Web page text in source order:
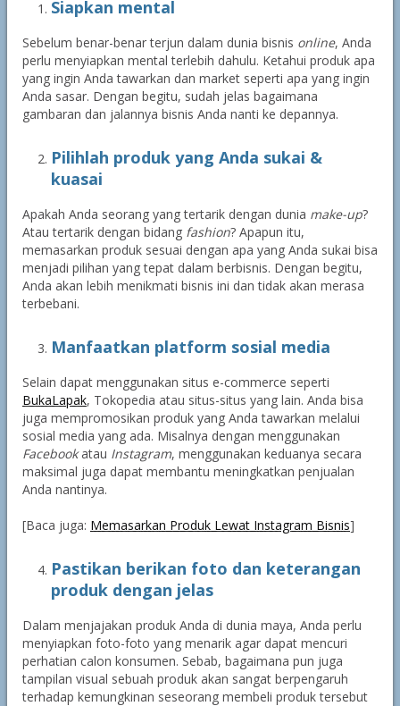
Siapkan mental
Sebelum benar-benar terjun dalam dunia bisnis online, Anda
perlu menyiapkan mental terlebih dahulu. Ketahui produk apa
yang ingin Anda tawarkan dan market seperti apa yang ingin
Anda sasar. Dengan begitu, sudah jelas bagaimana
gambaran dan jalannya bisnis Anda nanti ke depannya.
Pilihlah produk yang Anda sukai &
kuasai
Apakah Anda seorang yang tertarik dengan dunia make-up?
Atau tertarik dengan bidang fashion? Apapun itu,
memasarkan produk sesuai dengan apa yang Anda sukai bisa
menjadi pilihan yang tepat dalam berbisnis. Dengan begitu,
Anda akan lebih menikmati bisnis ini dan tidak akan merasa
terbebani.
Manfaatkan platform sosial media
Selain dapat menggunakan situs e-commerce seperti
BukaLapak, Tokopedia atau situs-situs yang lain. Anda bisa
juga mempromosikan produk yang Anda tawarkan melalui
sosial media yang ada. Misalnya dengan menggunakan
Facebookatau Instagram, menggunakan keduanya secara
maksimal juga dapat membantu meningkatkan penjualan
Anda nantinya.
[Baca juga: Memasarkan Produk Lewat Instagram Bisnis]
Pastikan berikan foto dan keterangan
produk dengan jelas
Dalam menjajakan produk Anda di dunia maya, Anda perlu
menyiapkan foto-foto yang menarik agar dapat mencuri
perhatian calon konsumen. Sebab, bagaimana pun juga
tampilan visual sebuah produk akan sangat berpengaruh
terhadap kemungkinan seseorang membeli produk tersebut